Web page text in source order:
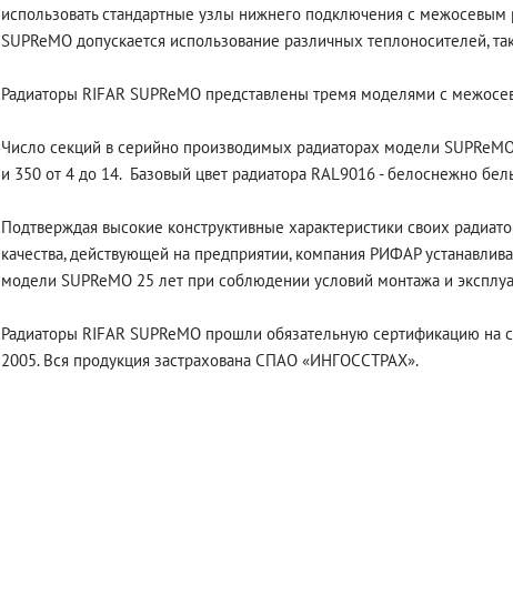
использовать стандартные узлы нижнего подключения с
SUPReMO допускается использование различных теплоносителей,
Радиаторы RIFAR SUPReMO представлены тремя моделями с
Число секций в серийно производимых радиаторах модели
и 350 от 4 до 14. Базовый цвет радиатора RAL9016 - белоснежно
Подтверждая высокие конструктивные характеристики своих
качества, действующей на предприятии, компания РИФАР
модели SUPReMO 25 лет при соблюдении условий монтажа и
Радиаторы RIFAR SUPReMO прошли обязательную сертификацию на
2005. Вся продукция застрахована СПАО «ИНГОССТРАХ».